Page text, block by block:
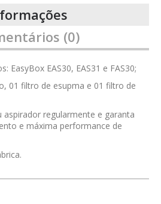
(0)
EasyBox EAS30, EAS31 e FAS30;
01 filtro de esupma e 01 filtro de
regularmente e garanta
e máxima performance de